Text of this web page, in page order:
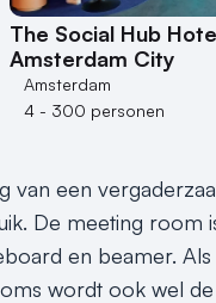
The Social Hub
Amsterdam City
Amsterdam
4 - 300 personen
van een
De meeting room
en beamer.
wordt ook wel